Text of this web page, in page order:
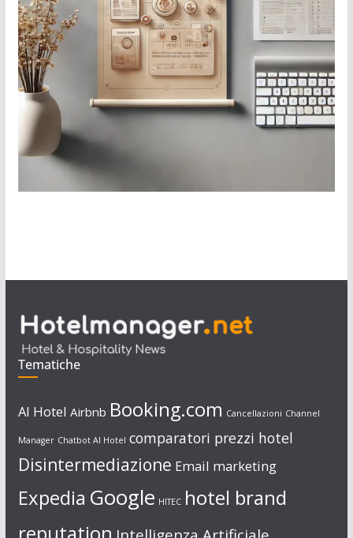
Tematiche
AI Hotel Airbnb Booking.com Cancellazioni Channel
Manager Chatbot AI Hotel comparatori prezzi hotel
Disintermediazione Email marketing
Expedia Google HITEC hotel brand